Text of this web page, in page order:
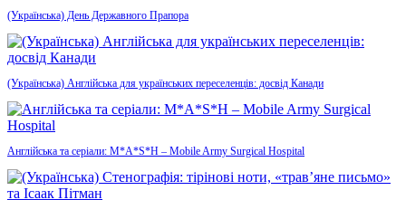
(Українська) День Державного Прапора
(Українська) Англійська для українських переселенців: досвід Канади
Англійська та серіали: M*A*S*H – Mobile Army Surgical Hospital